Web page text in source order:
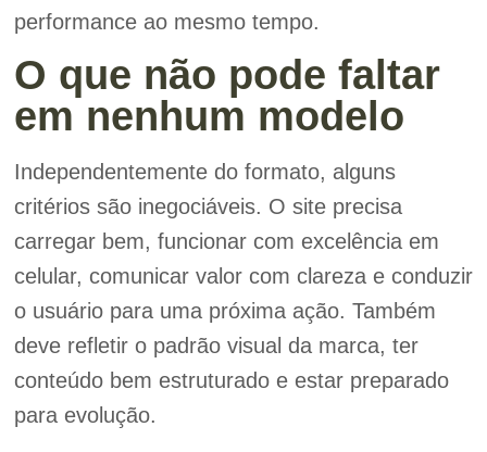
performance ao mesmo tempo.
O que não pode faltar
em nenhum modelo
Independentemente do formato, alguns
critérios são inegociáveis. O site precisa
carregar bem, funcionar com excelência em
celular, comunicar valor com clareza e conduzir
o usuário para uma próxima ação. Também
deve refletir o padrão visual da marca, ter
conteúdo bem estruturado e estar preparado
para evolução.